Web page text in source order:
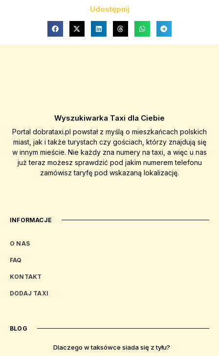
Udostępnij
Wyszukiwarka Taxi dla Ciebie
Portal dobrataxi.pl powstał z myślą o mieszkańcach polskich
miast, jak i także turystach czy gościach, którzy znajdują się
w innym mieście. Nie każdy zna numery na taxi, a więc u nas
już teraz możesz sprawdzić pod jakim numerem telefonu
zamówisz taryfę pod wskazaną lokalizację.
INFORMACJE
O NAS
FAQ
KONTAKT
DODAJ TAXI
BLOG
Dlaczego w taksówce siada się z tyłu?